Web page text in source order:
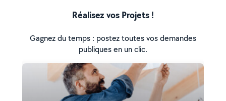
Réalisez vos Projets !
Gagnez du temps : postez toutes vos demandes
publiques en un clic.